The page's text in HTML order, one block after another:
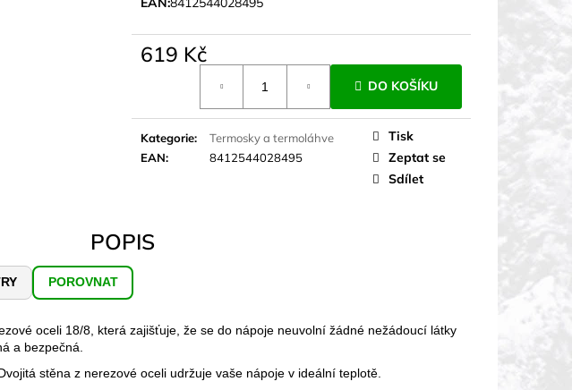
619 Kč
DO KOŠÍKU
Kategorie:
Termosky a termoláhve
EAN: 8412544028495
Tisk
Zeptat se
Sdílet
POPIS
POROVNAT
oceli 18/8, která zajišťuje, že se do nápoje neuvolní žádné nežádoucí látky
a bezpečná.
stěna z nerezové oceli udržuje vaše nápoje v ideální teplotě.